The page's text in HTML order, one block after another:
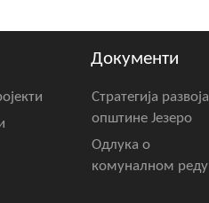
Документи
Стратегија развоја
општине Језеро
Одлука о
комуналном реду